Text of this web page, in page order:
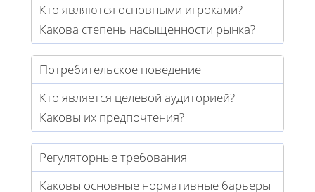
Кто являются основными игроками?
Какова степень насыщенности рынка?
Потребительское поведение
Кто является целевой аудиторией?
Каковы их предпочтения?
Регуляторные требования
Каковы основные нормативные барьеры